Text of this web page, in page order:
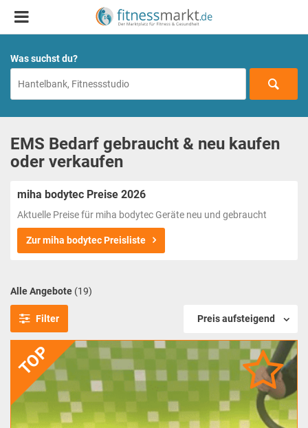
Was suchst du?
EMS Bedarf gebraucht & neu kaufen
oder verkaufen
miha bodytec Preise 2026
Aktuelle Preise für miha bodytec Geräte neu und gebraucht
Zur miha bodytec Preisliste
Alle Angebote (19)
Filter Preis aufsteigend
TOP